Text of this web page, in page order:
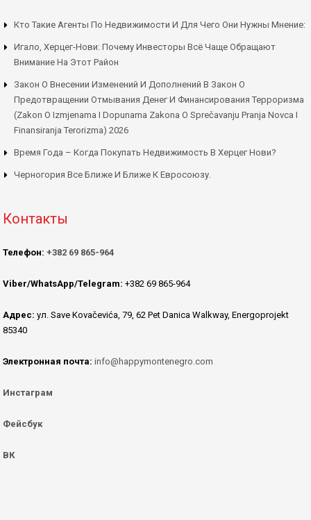
Кто Такие Агенты По Недвижимости И Для Чего Они Нужны Мнение:
Игало, Херцег-Нови: Почему Инвесторы Всё Чаще Обращают
Внимание На Этот Район
Закон О Внесении Изменений И Дополнений В Закон О
Предотвращении Отмывания Денег И Финансирования Терроризма
(Zakon O Izmjenama I Dopunama Zakona O Sprečavanju Pranja Novca I
Finansiranja Terorizma) 2026
Время Года – Когда Покупать Недвижимость В Херцег Нови?
Черногория Все Ближе И Ближе К Евросоюзу.
Контакты
Телефон: +382 69 865-964
Viber/WhatsApp/Telegram: +382 69 865-964
Адрес: ул. Save Kovačevića, 79, 62 Pet Danica Walkway, Energoprojekt
85340
Электронная почта: info@happymontenegro.com
Инстаграм
Фейсбук
ВК